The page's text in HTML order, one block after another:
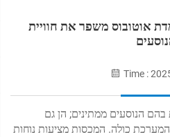
אוטובוס משפר את חוויית
Time :
בהם הנוסעים ממתינים; הן גם
כולה. המכסות מציעות נוחות